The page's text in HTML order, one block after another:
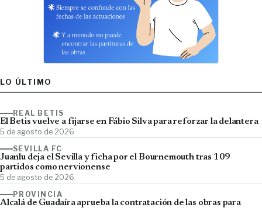
LO ÚLTIMO
REAL BETIS
El Betis vuelve a fijarse en Fábio Silva para reforzar la delantera
5 de agosto de 2026
SEVILLA FC
Juanlu deja el Sevilla y ficha por el Bournemouth tras 109
partidos como nervionense
5 de agosto de 2026
PROVINCIA
Alcalá de Guadaíra aprueba la contratación de las obras para